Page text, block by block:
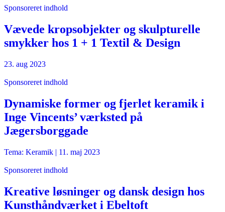
Sponsoreret indhold
Vævede kropsobjekter og skulpturelle
smykker hos 1 + 1 Textil & Design
23. aug 2023
Sponsoreret indhold
Dynamiske former og fjerlet keramik i
Inge Vincents’ værksted på
Jægersborggade
Tema: Keramik | 11. maj 2023
Sponsoreret indhold
Kreative løsninger og dansk design hos
Kunsthåndværket i Ebeltoft